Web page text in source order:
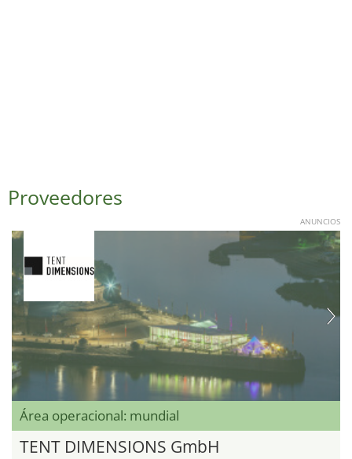
Proveedores
ANUNCIOS
Área operacional: mundial
TENT DIMENSIONS GmbH